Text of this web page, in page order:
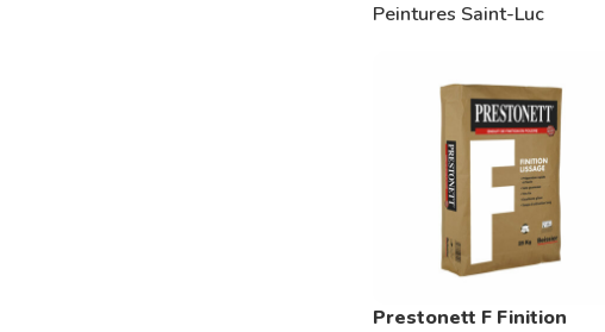
Peintures Saint-Luc
Prestonett F Finition